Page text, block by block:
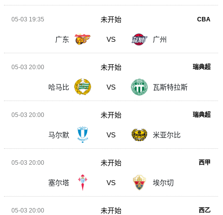
05-03 19:35 CBA
广东 VS 广州
未开始
05-03 20:00 瑞典超
哈马比 VS 瓦斯特拉斯
未开始
05-03 20:00 瑞典超
马尔默 VS 米亚尔比
未开始
05-03 20:00 西甲
塞尔塔 VS 埃尔切
未开始
05-03 20:00 西乙
未开始